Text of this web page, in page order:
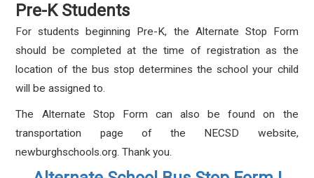
Pre-K Students
For students beginning Pre-K, the Alternate Stop Form
should be completed at the time of registration as the
location of the bus stop determines the school your child
will be assigned to.
The Alternate Stop Form can also be found on the
transportation page of the NECSD website,
newburghschools.org. Thank you.